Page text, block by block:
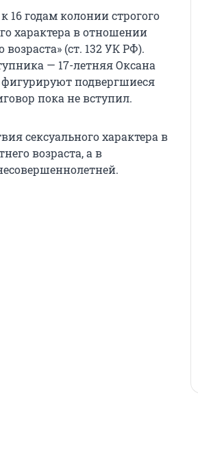
16 годам колонии строгого
характера в отношении
(ст. 132 УК РФ).
— 17-летняя Оксана
подвергшиеся
пока не вступил.
сексуального характера в
возраста, а в